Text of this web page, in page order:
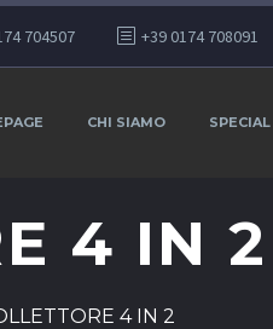
704507 +39 0174 708091
CHI SIAMO
4 IN 2
4 IN 2